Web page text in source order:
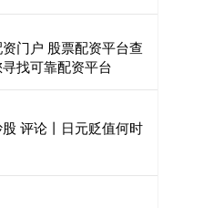
门户 股票配资平台查
找可靠配资平台
评论丨日元贬值何时